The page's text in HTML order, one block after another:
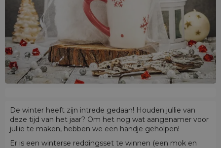
De winter heeft zijn intrede gedaan! Houden jullie van
deze tijd van het jaar? Om het nog wat aangenamer voor
jullie te maken, hebben we een handje geholpen!
Er is een winterse reddingsset te winnen (een mok en